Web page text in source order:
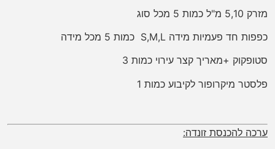
מזרק 5,10 מ"ל כמות 5 מכל סוג
כפפות חד פעמיות מידה S,M,L כמות 5 מכל מידה
סטופקוק +מאריך קצר עירוי כמות 3
פלסטר מיקרופור לקיבוע כמות 1
ערכה להכנסת זונדה: